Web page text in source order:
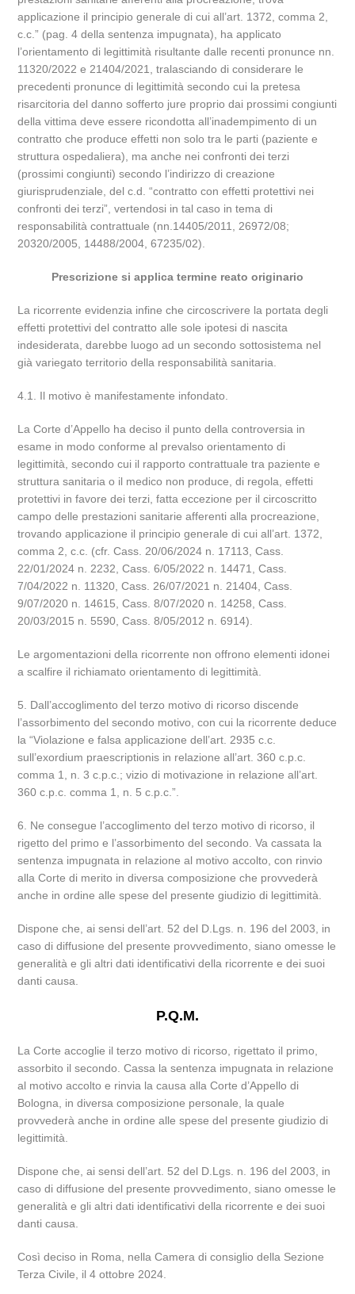
applicazione il principio generale di cui all’art. 1372, comma 2,
c.c.” (pag. 4 della sentenza impugnata), ha applicato
l’orientamento di legittimità risultante dalle recenti pronunce nn.
11320/2022 e 21404/2021, tralasciando di considerare le
precedenti pronunce di legittimità secondo cui la pretesa
risarcitoria del danno sofferto jure proprio dai prossimi congiunti
della vittima deve essere ricondotta all’inadempimento di un
contratto che produce effetti non solo tra le parti (paziente e
struttura ospedaliera), ma anche nei confronti dei terzi
(prossimi congiunti) secondo l’indirizzo di creazione
giurisprudenziale, del c.d. “contratto con effetti protettivi nei
confronti dei terzi”, vertendosi in tal caso in tema di
responsabilità contrattuale (nn.14405/2011, 26972/08;
20320/2005, 14488/2004, 67235/02).
Prescrizione si applica termine reato originario
La ricorrente evidenzia infine che circoscrivere la portata degli
effetti protettivi del contratto alle sole ipotesi di nascita
indesiderata, darebbe luogo ad un secondo sottosistema nel
già variegato territorio della responsabilità sanitaria.
4.1. Il motivo è manifestamente infondato.
La Corte d’Appello ha deciso il punto della controversia in
esame in modo conforme al prevalso orientamento di
legittimità, secondo cui il rapporto contrattuale tra paziente e
struttura sanitaria o il medico non produce, di regola, effetti
protettivi in favore dei terzi, fatta eccezione per il circoscritto
campo delle prestazioni sanitarie afferenti alla procreazione,
trovando applicazione il principio generale di cui all’art. 1372,
comma 2, c.c. (cfr. Cass. 20/06/2024 n. 17113, Cass.
22/01/2024 n. 2232, Cass. 6/05/2022 n. 14471, Cass.
7/04/2022 n. 11320, Cass. 26/07/2021 n. 21404, Cass.
9/07/2020 n. 14615, Cass. 8/07/2020 n. 14258, Cass.
20/03/2015 n. 5590, Cass. 8/05/2012 n. 6914).
Le argomentazioni della ricorrente non offrono elementi idonei
a scalfire il richiamato orientamento di legittimità.
5. Dall’accoglimento del terzo motivo di ricorso discende
l’assorbimento del secondo motivo, con cui la ricorrente deduce
la “Violazione e falsa applicazione dell’art. 2935 c.c.
sull’exordium praescriptionis in relazione all’art. 360 c.p.c.
comma 1, n. 3 c.p.c.; vizio di motivazione in relazione all’art.
360 c.p.c. comma 1, n. 5 c.p.c.”.
6. Ne consegue l’accoglimento del terzo motivo di ricorso, il
rigetto del primo e l’assorbimento del secondo. Va cassata la
sentenza impugnata in relazione al motivo accolto, con rinvio
alla Corte di merito in diversa composizione che provvederà
anche in ordine alle spese del presente giudizio di legittimità.
Dispone che, ai sensi dell’art. 52 del D.Lgs. n. 196 del 2003, in
caso di diffusione del presente provvedimento, siano omesse le
generalità e gli altri dati identificativi della ricorrente e dei suoi
danti causa.
P.Q.M.
La Corte accoglie il terzo motivo di ricorso, rigettato il primo,
assorbito il secondo. Cassa la sentenza impugnata in relazione
al motivo accolto e rinvia la causa alla Corte d’Appello di
Bologna, in diversa composizione personale, la quale
provvederà anche in ordine alle spese del presente giudizio di
legittimità.
Dispone che, ai sensi dell’art. 52 del D.Lgs. n. 196 del 2003, in
caso di diffusione del presente provvedimento, siano omesse le
generalità e gli altri dati identificativi della ricorrente e dei suoi
danti causa.
Così deciso in Roma, nella Camera di consiglio della Sezione
Terza Civile, il 4 ottobre 2024.